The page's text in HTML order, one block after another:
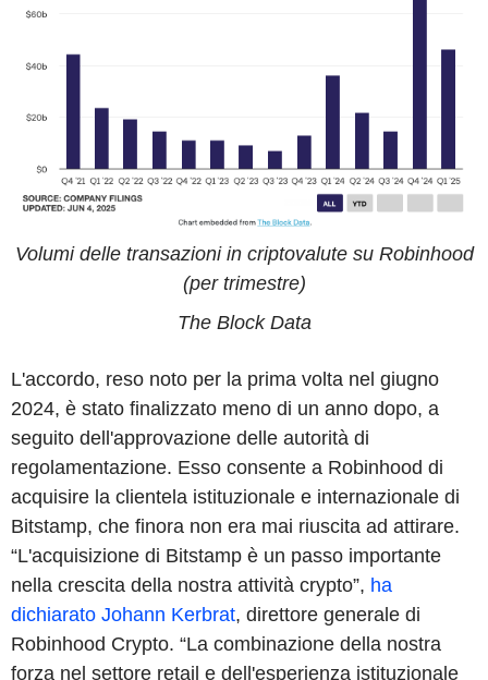
Volumi delle transazioni in criptovalute su Robinhood
(per trimestre)
The Block Data
L'accordo, reso noto per la prima volta nel giugno
2024, è stato finalizzato meno di un anno dopo, a
seguito dell'approvazione delle autorità di
regolamentazione. Esso consente a Robinhood di
acquisire la clientela istituzionale e internazionale di
Bitstamp, che finora non era mai riuscita ad attirare.
“L'acquisizione di Bitstamp è un passo importante
nella crescita della nostra attività crypto”, ha
dichiarato Johann Kerbrat, direttore generale di
Robinhood Crypto. “La combinazione della nostra
forza nel settore retail e dell'esperienza istituzionale